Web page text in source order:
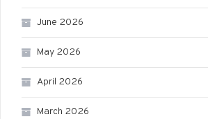
June 2026
May 2026
April 2026
March 2026